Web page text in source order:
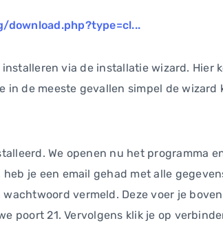
via de installatie wizard. Hier
de meeste gevallen simpel de wizard
We openen nu het programma
je een email gehad met alle
vermeld. Deze voer je
poort 21. Vervolgens klik je op